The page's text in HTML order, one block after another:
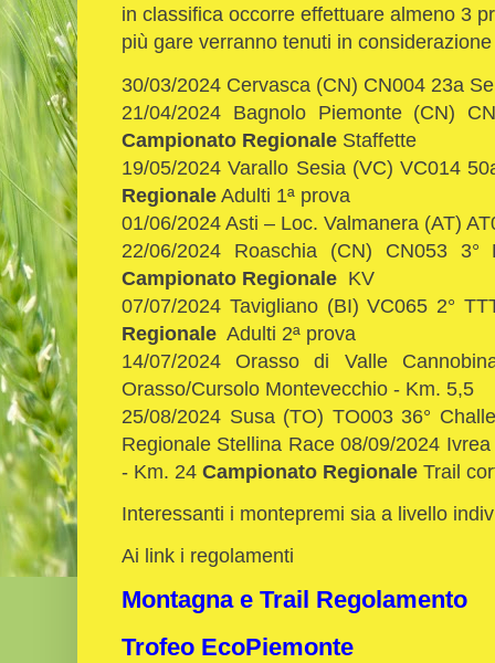
in classifica occorre effettuare almeno 3
più gare verranno tenuti in
30/03/2024 Cervasca (CN) CN004 23a
21/04/2024 Bagnolo Piemonte (CN)
Campionato Regionale Staffette
19/05/2024 Varallo Sesia (VC) VC014
RegionaleAdulti 1ª prova
01/06/2024 Asti – Loc. Valmanera (AT)
22/06/2024 Roaschia (CN) CN053
Campionato Regionale KV
07/07/2024 Tavigliano (BI) VC065 2°
Regionale Adulti 2ª prova
14/07/2024 Orasso di Valle
Orasso/Cursolo Montevecchio - Km. 5,5
25/08/2024 Susa (TO) TO003 36°
Regionale Stellina Race 08/09/2024
- Km. 24 Campionato Regionale Trail
Interessanti i montepremi sia a livello
Ai link i regolamenti
Montagna e Trail Regolamento
Trofeo EcoPiemonte